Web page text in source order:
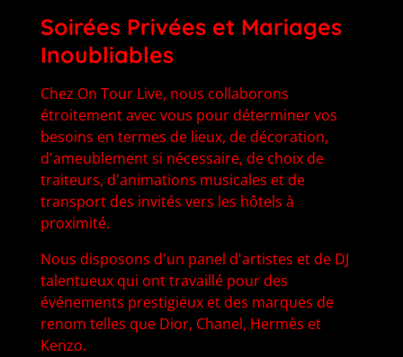
Soirées Privées et Mariages
Inoubliables
Chez On Tour Live, nous collaborons
étroitement avec vous pour déterminer vos
besoins en termes de lieux, de décoration,
d'ameublement si nécessaire, de choix de
traiteurs, d'animations musicales et de
transport des invités vers les hôtels à
proximité.
Nous disposons d'un panel d'artistes et de DJ
talentueux qui ont travaillé pour des
événements prestigieux et des marques de
renom telles que Dior, Chanel, Hermès et
Kenzo.